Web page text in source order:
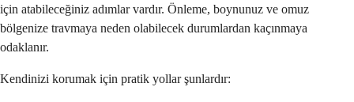
için atabileceğiniz adımlar vardır. Önleme, boynunuz ve omuz
bölgenize travmaya neden olabilecek durumlardan kaçınmaya
odaklanır.
Kendinizi korumak için pratik yollar şunlardır: